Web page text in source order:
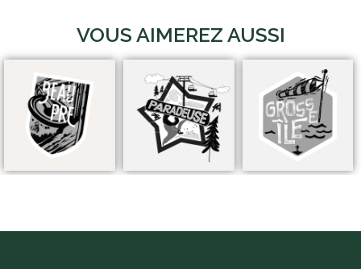
VOUS AIMEREZ AUSSI